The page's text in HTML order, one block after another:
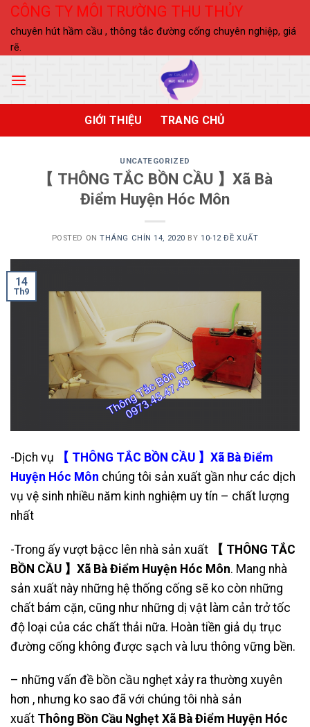
Skip
content
CÔNG TY MÔI TRƯỜNG THU THỦY
chuyên hút hầm cầu , thông tắc đường cống chuyên nghiệp, giá
rẽ.
GIỚI THIỆU TRANG CHỦ
UNCATEGORIZED
【 THÔNG TẮC BỒN CẦU 】Xã Bà
Điểm Huyện Hóc Môn
POSTED ONTHÁNG CHÍN 14, 2020 BY10-12 ĐỀ XUẤT
14
Th9
-Dịch vụ
【 THÔNG TẮC BỒN CẦU 】Xã Bà Điểm
Huyện Hóc Môn chúng tôi sản xuất gần như các dịch
vụ vệ sinh nhiều năm kinh nghiệm uy tín – chất lượng
nhất
-Trong ấy vượt bậcc lên nhà sản xuất
【 THÔNG TẮC
BỒN CẦU 】Xã Bà Điểm Huyện Hóc Môn. Mang nhà
sản xuất này những hệ thống cống sẽ ko còn những
chất bám cặn, cũng như những dị vật làm cản trở tốc
độ loại của các chất thải nữa. Hoàn tiền giả dụ trục
đường cống không được sạch và lưu thông vững bền.
– những vấn đề bồn cầu nghẹt xảy ra thường xuyên
hơn , nhưng ko sao đã với chúng tôi nhà sản
xuất Thông Bồn Cầu Nghẹt Xã Bà Điểm Huyện Hóc